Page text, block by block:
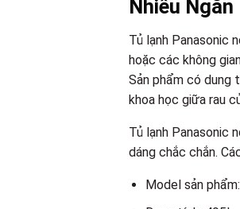
Nhiều Ngăn
Tủ lạnh Panasonic
hoặc các không
Sản phẩm có dung
khoa học giữa rau
Tủ lạnh Panasonic
dáng chắc chắn.
Model sản